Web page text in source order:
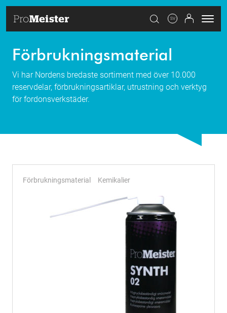
SV
Förbrukningsmaterial
Vi har Nordens bredaste sortiment med över 10.000
reservdelar, förbrukningsartiklar, utrustning och verktyg
för fordonsverkstäder.
Förbrukningsmaterial Kemikalier